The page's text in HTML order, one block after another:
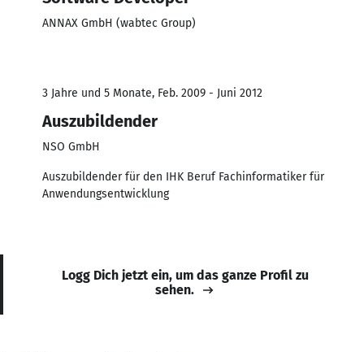
ANNAX GmbH (wabtec Group)
3 Jahre und 5 Monate, Feb. 2009 - Juni 2012
Auszubildender
NSO GmbH
Auszubildender für den IHK Beruf Fachinformatiker für
Anwendungsentwicklung
Logg Dich jetzt ein, um das ganze Profil zu
sehen.